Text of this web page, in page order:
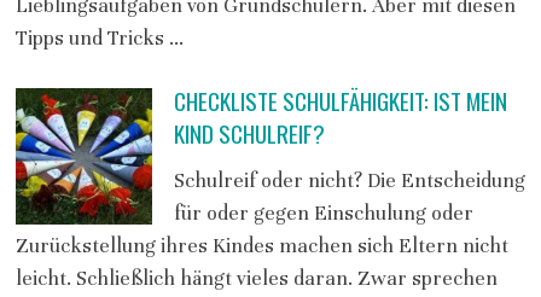
Lieblingsaufgaben von Grundschülern. Aber mit diesen
Tipps und Tricks …
CHECKLISTE SCHULFÄHIGKEIT: IST MEIN
KIND SCHULREIF?
Schulreif oder nicht? Die Entscheidung
für oder gegen Einschulung oder
Zurückstellung ihres Kindes machen sich Eltern nicht
leicht. Schließlich hängt vieles daran. Zwar sprechen